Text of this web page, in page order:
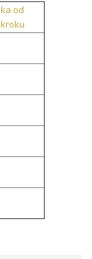
od